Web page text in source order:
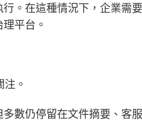
。在這種情況下，企業需
平台。
。
數仍停留在文件摘要、客